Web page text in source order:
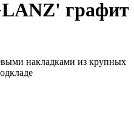
графит
накладками из крупных